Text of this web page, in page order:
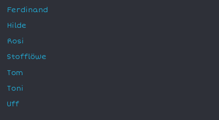
Ferdinand
Hilde
Rosi
Stofflöwe
Tom
Toni
Uff